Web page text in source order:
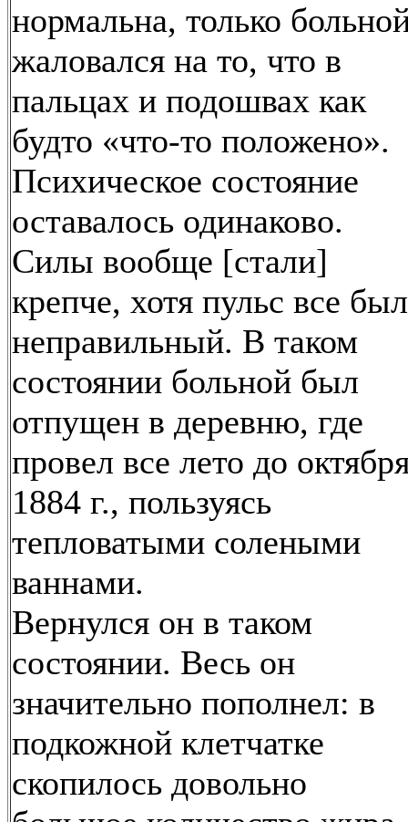
нормальна, только
жаловался на то, что в
пальцах и подошвах как
будто «что-то положено».
Психическое состояние
оставалось одинаково.
Силы вообще [стали]
крепче, хотя пульс все был
неправильный. В таком
состоянии больной был
отпущен в деревню, где
провел все лето до
1884 г., пользуясь
тепловатыми солеными
ваннами.
Вернулся он в таком
состоянии. Весь он
значительно пополнел: в
подкожной клетчатке
скопилось довольно